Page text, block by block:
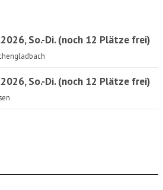
So.-Di. (noch 12 Plätze frei)
So.-Di. (noch 12 Plätze frei)